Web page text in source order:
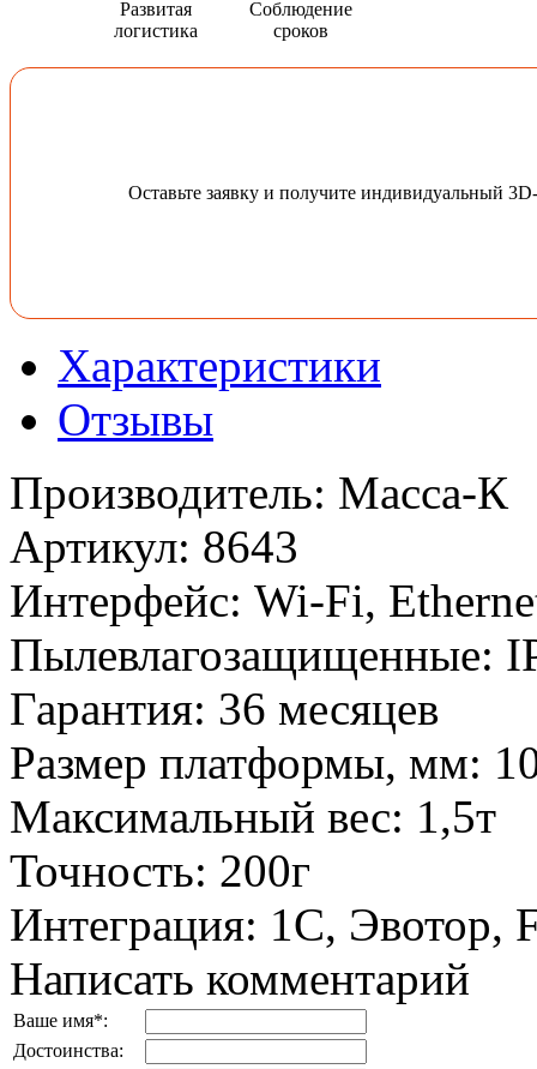
Развитая
логистика
Соблюдение
сроков
Оставьте заявку и получите индивидуальный
Характеристики
Отзывы
Производитель: Масса-К
Артикул: 8643
Интерфейс: Wi-Fi,
Пылевлагозащищенные:
Гарантия: 36 месяцев
Размер платформы, мм:
Максимальный вес: 1,5т
Точность: 200г
Интеграция: 1С,
Написать комментарий
Ваше имя*:
Достоинства: